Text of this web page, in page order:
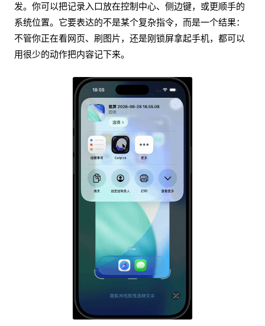
发。你可以把记录入口放在控制中心、侧边键，或更顺手的
系统位置。它要表达的不是某个复杂指令，而是一个结果：
不管你正在看网页、刷图片，还是刚锁屏拿起手机，都可以
用很少的动作把内容记下来。